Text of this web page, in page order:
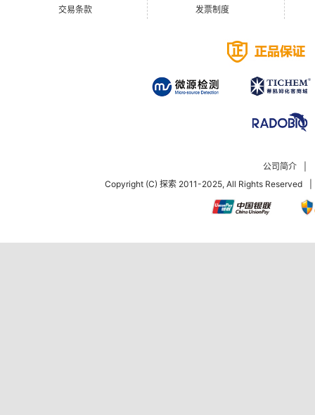
交易条款
发票制度
公司简介
Copyright (C) 探索 2011-2025, All Rights Reserved